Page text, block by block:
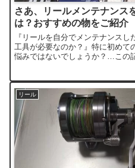
さあ、リールメンテナンス
は？おすすめの物をご紹介
『リールを自分でメンテナンス
工具が必要なのか？』特に初めて
悩みではないでしょうか？…この
リール